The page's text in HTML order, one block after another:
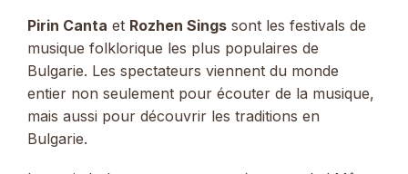
Pirin Canta et Rozhen Sings sont les festivals de
musique folklorique les plus populaires de
Bulgarie. Les spectateurs viennent du monde
entier non seulement pour écouter de la musique,
mais aussi pour découvrir les traditions en
Bulgarie.